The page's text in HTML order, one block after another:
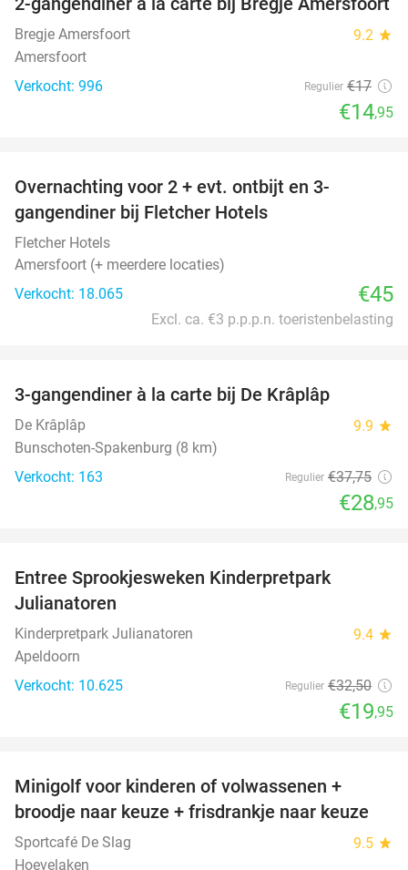
12%
Bregje Amersfoort 9.2 star
Amersfoort
Verkocht: 996
Regulier €17
€14,95
Overnachting voor 2 + evt. ontbijt en 3-
gangendiner bij Fletcher Hotels
Fletcher Hotels
Amersfoort (+ meerdere locaties)
Verkocht: 18.065
€45
Excl. ca. €3 p.p.p.n. toeristenbelasting
3-gangendiner à la carte bij De Krâplâp
De Krâplâp 9.9 star
Bunschoten-Spakenburg (8 km)
Verkocht: 163
Regulier €37,75
€28,95
Entree Sprookjesweken Kinderpretpark
Julianatoren
Kinderpretpark Julianatoren 9.4 star
Apeldoorn
Verkocht: 10.625
Regulier €32,50
€19,95
Minigolf voor kinderen of volwassenen +
broodje naar keuze + frisdrankje naar keuze
Sportcafé De Slag 9.5 star
Hoevelaken